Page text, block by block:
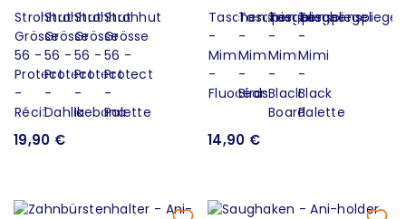
19,90 € 14,90 €